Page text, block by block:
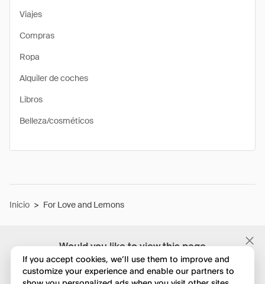
Would you like to view this page
in English?
Viajes
Compras
Ropa
Alquiler de coches
Libros
Belleza/cosméticos
Inicio > For Love and Lemons
If you accept cookies, we’ll use them to improve and
customize your experience and enable our partners to